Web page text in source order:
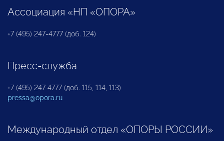
Ассоциация «НП «ОПОРА»
+7 (495) 247-4777 (доб. 124)
Пресс-служба
+7 (495) 247 4777 (доб. 115, 114, 113)
pressa@opora.ru
Международный отдел «ОПОРЫ РОССИИ»